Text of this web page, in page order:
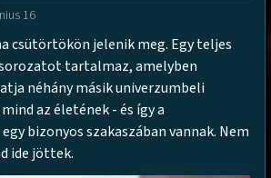
16
csütörtökön jelenik meg. Egy teljes
tartalmaz, amelyben
néhány másik univerzumbeli
az életének - és így a
bizonyos szakaszában vannak. Nem
ide jöttek.